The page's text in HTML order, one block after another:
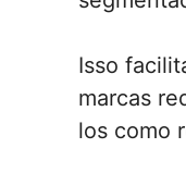
Isso
marcas
los como